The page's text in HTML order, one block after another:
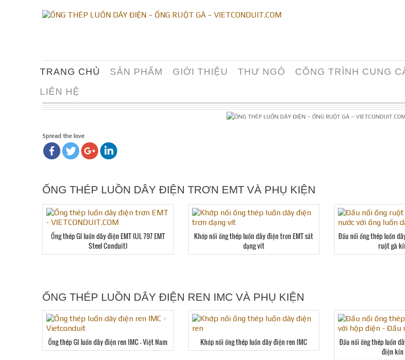
TRANG CHỦ SẢN PHẨM GIỚI THIỆU THƯ NGỎ CÔNG TRÌNH CUNG
LIÊN HỆ
Spread the love
ỐNG THÉP LUỒN DÂY ĐIỆN TRƠN EMT VÀ PHỤ KIỆN
Ống thép GI luồn dây điện EMT (UL 797 EMT
Steel Conduit)
Khớp nối ống thép luồn dây điện trơn EMT sắt
dạng vít
Đầu nối ống thép luồn
ruột gà
ỐNG THÉP LUỒN DÂY ĐIỆN REN IMC VÀ PHỤ KIỆN
Ống thép GI luồn dây điện ren IMC – Việt Nam Khớp nối ống thép luồn dây điện ren IMC
Đầu nối ống thép luồn
điện kín